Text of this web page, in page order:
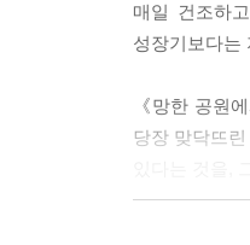
바질 줄기는
을 반대로 바
---p.179~180
매일 건조하
성장기보다는
《망한 공원
당장 맞닥뜨